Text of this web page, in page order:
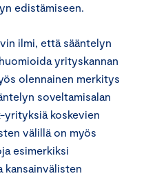
edistämiseen.
ilmi, että sääntelyn
yrityskannan
olennainen merkitys
soveltamisalan
yrityksiä koskevien
välillä on myös
esimerkiksi
kansainvälisten